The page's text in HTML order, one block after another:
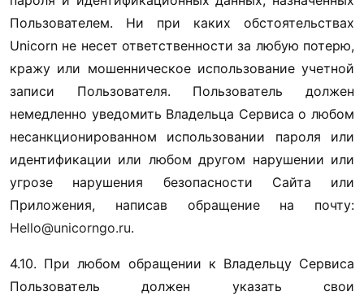
Пользователем. Ни при каких обстоятельствах
Unicorn не несет ответственности за любую потерю,
кражу или мошенническое использование учетной
записи Пользователя. Пользователь должен
немедленно уведомить Владельца Сервиса о любом
несанкционированном использовании пароля или
идентификации или любом другом нарушении или
угрозе нарушения безопасности Сайта или
Hello@unicorngo.ru.
4.10. При любом обращении к Владельцу Сервиса
Пользователь должен указать свои